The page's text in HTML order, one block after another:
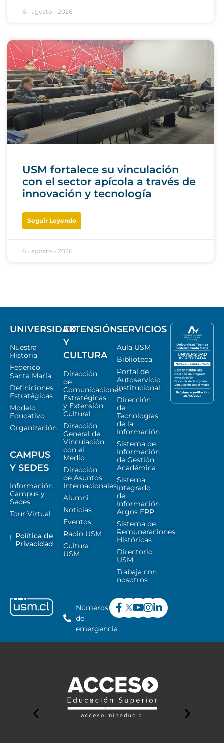
6 - agosto - 2026
USM fortalece su vinculación
con el sector apícola a través de
innovación y tecnología
Seguir Leyendo
6 - agosto - 2026
UNIVERSIDAD
Nuestra
Historia
Federico
Santa María
Definiciones
Estratégicas
Modelo
Educativo
Organización
CAMPUS
Y SEDES
Información
Campus y
Sedes
Tour Virtual
Política de
Privacidad
EXTENSIÓN
Y
CULTURA
Dirección
de
Comunicaciones
Estratégicas
y Extensión
Cultural
Dirección
General de
Vinculación
con el
Medio
Dirección
de Asuntos
Internacionales
Alumni
Noticias
Eventos
Radio USM
Cultura
USM
SERVICIOS
Aula USM
Biblioteca
Portal de
Autoservicio
Institucional
Dirección
de
Tecnologías
de la
Información
Sistema de
Información
de Gestión
Académica
Sistema
Integrado
de
Información
Argos ERP
Sistema de
Remuneraciones
Históricas
Directorio
USM
Trabaja con
nosotros
Números
de
emergencia